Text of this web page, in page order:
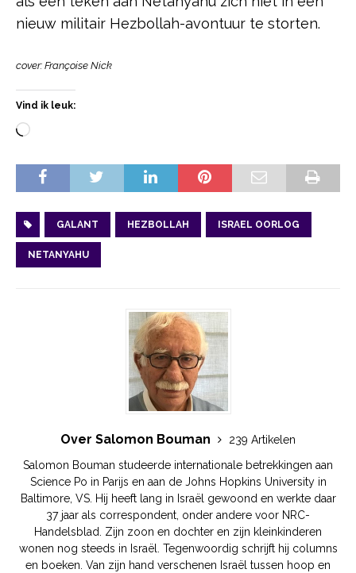
nieuw militair Hezbollah-avontuur te storten.
cover: Françoise Nick
Vind ik leuk:
GALANT HEZBOLLAH ISRAEL OORLOG
NETANYAHU
Over Salomon Bouman
239 Artikelen
Salomon Bouman studeerde internationale betrekkingen aan
Science Po in Parijs en aan de Johns Hopkins University in
Baltimore, VS. Hij heeft lang in Israël gewoond en werkte daar
37 jaar als correspondent, onder andere voor NRC-
Handelsblad. Zijn zoon en dochter en zijn kleinkinderen
wonen nog steeds in Israël. Tegenwoordig schrijft hij columns
en boeken. Van zijn hand verschenen Israël tussen hoop en